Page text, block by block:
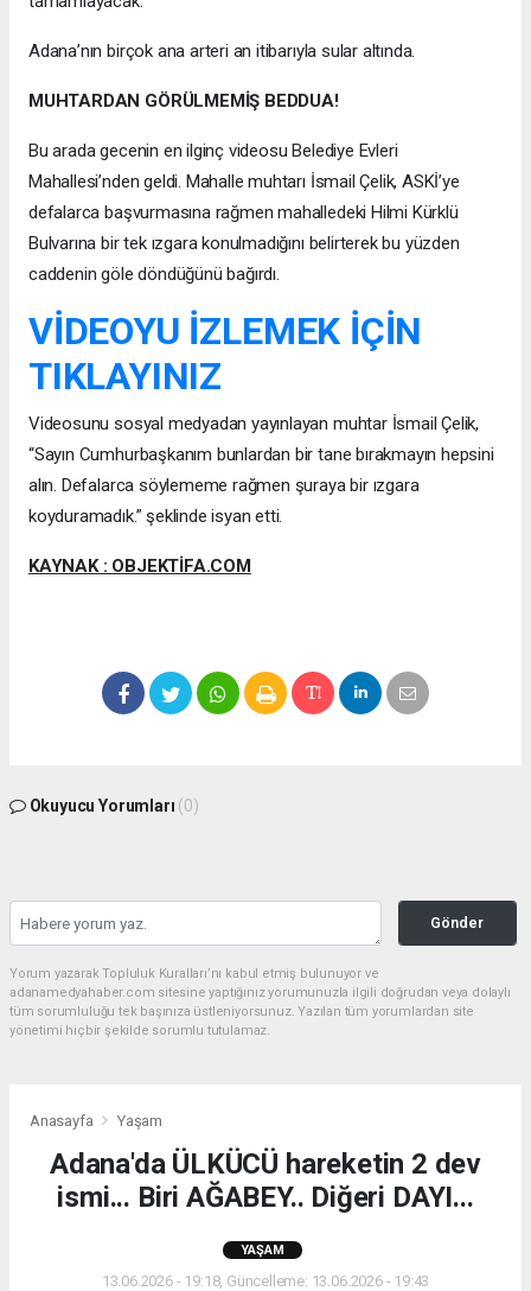
Adana’nın birçok ana arteri an itibarıyla sular altında.
MUHTARDAN GÖRÜLMEMİŞ BEDDUA!
Bu arada gecenin en ilginç videosu Belediye Evleri
Mahallesi’nden geldi. Mahalle muhtarı İsmail Çelik, ASKİ’ye
defalarca başvurmasına rağmen mahalledeki Hilmi Kürklü
Bulvarına bir tek ızgara konulmadığını belirterek bu yüzden
caddenin göle döndüğünü bağırdı.
VİDEOYU İZLEMEK İÇİN
TIKLAYINIZ
Videosunu sosyal medyadan yayınlayan muhtar İsmail Çelik,
“Sayın Cumhurbaşkanım bunlardan bir tane bırakmayın hepsini
alın. Defalarca söylememe rağmen şuraya bir ızgara
koyduramadık.” şeklinde isyan etti.
KAYNAK : OBJEKTİFA.COM
Okuyucu Yorumları (0)
Gönder
Yorum yazarak Topluluk Kuralları’nı kabul etmiş bulunuyor ve
adanamedyahaber.com sitesine yaptığınız yorumunuzla ilgili doğrudan veya dolaylı
tüm sorumluluğu tek başınıza üstleniyorsunuz. Yazılan tüm yorumlardan site
yönetimi hiçbir şekilde sorumlu tutulamaz.
Anasayfa Yaşam
Adana'da ÜLKÜCÜ hareketin 2 dev
ismi... Biri AĞABEY.. Diğeri DAYI...
YAŞAM
13.06.2026 - 19:18, Güncelleme: 13.06.2026 - 19:43